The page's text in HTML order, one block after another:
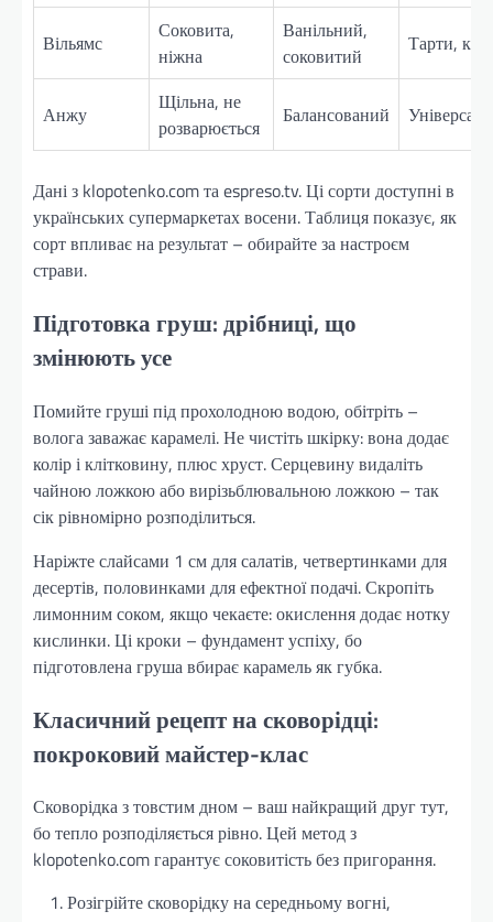
Вільямс
Соковита,
ніжна
Ванільний,
соковитий
Тарти,
Анжу
Щільна, не
розварюється
Балансований
Дані з klopotenko.com та espreso.tv. Ці сорти доступні в
українських супермаркетах восени. Таблиця показує, як
сорт впливає на результат – обирайте за настроєм
страви.
Підготовка груш: дрібниці, що
змінюють усе
Помийте груші під прохолодною водою, обітріть –
волога заважає карамелі. Не чистіть шкірку: вона додає
колір і клітковину, плюс хруст. Серцевину видаліть
чайною ложкою або вирізьблювальною ложкою – так
сік рівномірно розподілиться.
Наріжте слайсами 1 см для салатів, четвертинками для
десертів, половинками для ефектної подачі. Скропіть
лимонним соком, якщо чекаєте: окислення додає нотку
кислинки. Ці кроки – фундамент успіху, бо
підготовлена груша вбирає карамель як губка.
Класичний рецепт на сковорідці:
покроковий майстер-клас
Сковорідка з товстим дном – ваш найкращий друг тут,
бо тепло розподіляється рівно. Цей метод з
klopotenko.com гарантує соковитість без пригорання.
Розігрійте сковорідку на середньому вогні,